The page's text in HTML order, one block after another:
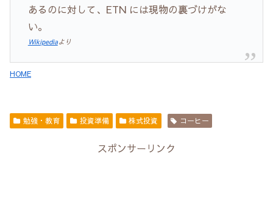
あるのに対して、ETN には現物の裏づけがな
い。
Wikipediaより
HOME
勉強・教育 投資準備 株式投資 コーヒー
スポンサーリンク